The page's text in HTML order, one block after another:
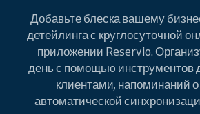
Добавьте блеска вашему
детейлинга с круглосуточной
приложении Reservio.
день с помощью инструментов
клиентами, напоминаний
автоматической